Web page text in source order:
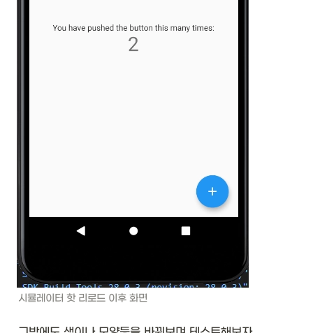
시뮬레이터 핫 리로드 이후 화면